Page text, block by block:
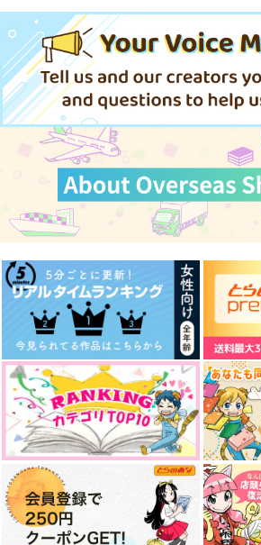
犬もくわない！
elevatordog
1,415
影山飛雄×日向翔陽
サンプル
作品詳細
もしも願いが叶うなら
パンダの糧
825
影山飛雄×日向翔陽
サンプル
作品詳細
木端微塵
専売 498 （税込）
ハイキュー!!
影山飛雄×日向翔陽
サンプル
カート
きになったか！？
木端微塵
専売 487円
ハイキュー!!
影山飛雄×日向翔陽
サンプル
王様の恋人
眠眠民
専売 787円（税込）
ハイキュー!!
影山飛雄×日向翔陽
サンプル
絶対秘密主義!
Lorosono
専売 787円（税込）
ハイキュー!!
影山飛雄×日向翔陽
サンプル